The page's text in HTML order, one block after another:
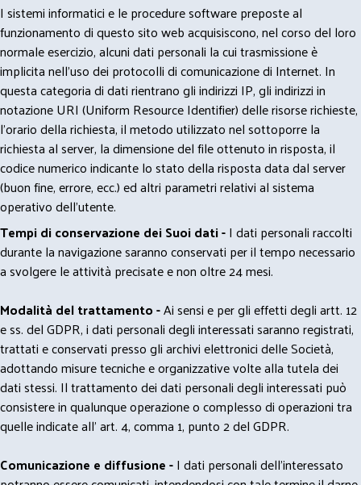
I sistemi informatici e le procedure software preposte al
funzionamento di questo sito web acquisiscono, nel corso del loro
normale esercizio, alcuni dati personali la cui trasmissione è
implicita nell'uso dei protocolli di comunicazione di Internet. In
questa categoria di dati rientrano gli indirizzi IP, gli indirizzi in
notazione URI (Uniform Resource Identifier) delle risorse richieste,
l'orario della richiesta, il metodo utilizzato nel sottoporre la
richiesta al server, la dimensione del file ottenuto in risposta, il
codice numerico indicante lo stato della risposta data dal server
(buon fine, errore, ecc.) ed altri parametri relativi al sistema
operativo dell'utente.
Tempi di conservazione dei Suoi dati -I dati personali raccolti
durante la navigazione saranno conservati per il tempo necessario
a svolgere le attività precisate e non oltre 24 mesi.
Modalità del trattamento -Ai sensi e per gli effetti degli artt. 12
e ss. del GDPR, i dati personali degli interessati saranno registrati,
trattati e conservati presso gli archivi elettronici delle Società,
adottando misure tecniche e organizzative volte alla tutela dei
dati stessi. Il trattamento dei dati personali degli interessati può
consistere in qualunque operazione o complesso di operazioni tra
quelle indicate all' art. 4, comma 1, punto 2 del GDPR.
Comunicazione e diffusione -I dati personali dell’interessato